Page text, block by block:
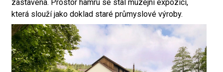
zastavena. Prostor hamru se stal muzejní expozicí,
která slouží jako doklad staré průmyslové výroby.